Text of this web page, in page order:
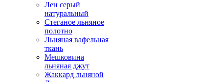
Лен серый
натуральный
Стеганое льняное
полотно
Льняная вафельная
ткань
Мешковина
льняная джут
Жаккард льняной